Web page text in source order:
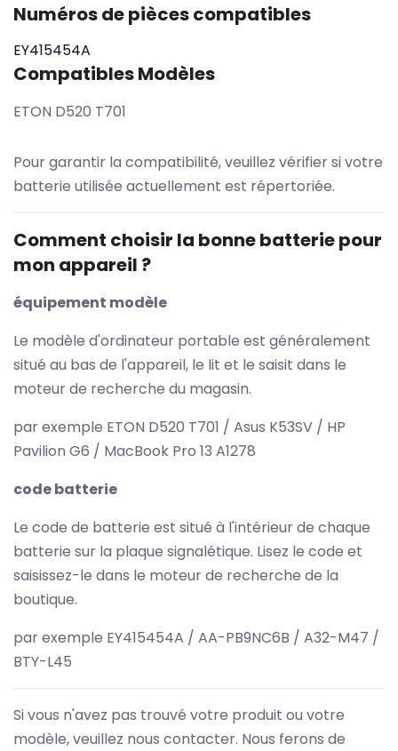
Numéros de pièces compatibles
EY415454A
Compatibles Modèles
ETON D520 T701
Pour garantir la compatibilité, veuillez vérifier si votre
batterie utilisée actuellement est répertoriée.
Comment choisir la bonne batterie pour
mon appareil ?
équipement modèle
Le modèle d'ordinateur portable est généralement
situé au bas de l'appareil, le lit et le saisit dans le
moteur de recherche du magasin.
par exemple ETON D520 T701 / Asus K53SV / HP
Pavilion G6 / MacBook Pro 13 A1278
code batterie
Le code de batterie est situé à l'intérieur de chaque
batterie sur la plaque signalétique. Lisez le code et
saisissez-le dans le moteur de recherche de la
boutique.
par exemple EY415454A / AA-PB9NC6B / A32-M47 /
BTY-L45
Si vous n'avez pas trouvé votre produit ou votre
modèle, veuillez nous contacter. Nous ferons de